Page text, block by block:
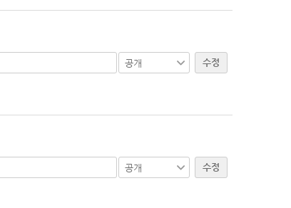
수정
수정